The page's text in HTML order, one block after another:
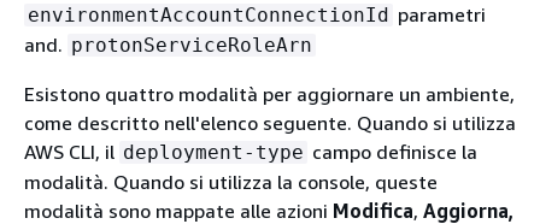
environmentAccountConnectionId parametri
and. protonServiceRoleArn
Esistono quattro modalità per aggiornare un ambiente,
come descritto nell'elenco seguente. Quando si utilizza
AWS CLI, il deployment-type campo definisce la
modalità. Quando si utilizza la console, queste
modalità sono mappate alle azioni Modifica, Aggiorna,